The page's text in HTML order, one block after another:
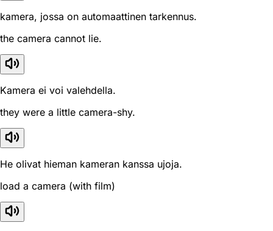
kamera, jossa on automaattinen tarkennus.
the camera cannot lie.
Kamera ei voi valehdella.
they were a little camera-shy.
He olivat hieman kameran kanssa ujoja.
load a camera (with film)